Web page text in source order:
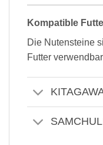
Kompatible
Die Nutensteine
Futter